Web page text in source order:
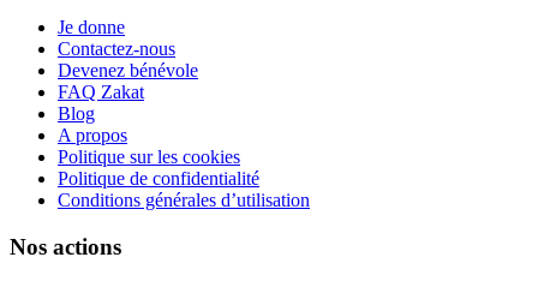
Je donne
Contactez-nous
Devenez bénévole
FAQ Zakat
Blog
A propos
Politique sur les cookies
Politique de confidentialité
Conditions générales d’utilisation
Nos actions